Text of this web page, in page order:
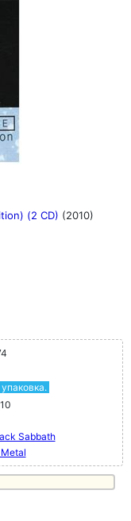
(2 CD) (2010)
Sabbath